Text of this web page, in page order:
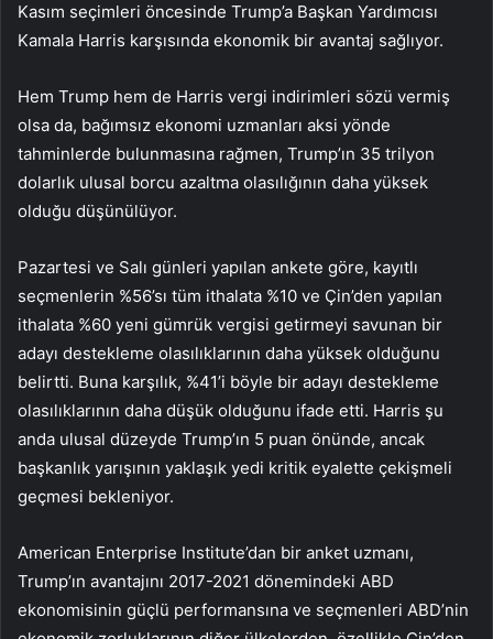
Kasım seçimleri öncesinde Trump’a Başkan Yardımcısı
Kamala Harris karşısında ekonomik bir avantaj sağlıyor.
Hem Trump hem de Harris vergi indirimleri sözü vermiş
olsa da, bağımsız ekonomi uzmanları aksi yönde
tahminlerde bulunmasına rağmen, Trump’ın 35 trilyon
dolarlık ulusal borcu azaltma olasılığının daha yüksek
olduğu düşünülüyor.
Pazartesi ve Salı günleri yapılan ankete göre, kayıtlı
seçmenlerin %56’sı tüm ithalata %10 ve Çin’den yapılan
ithalata %60 yeni gümrük vergisi getirmeyi savunan bir
adayı destekleme olasılıklarının daha yüksek olduğunu
belirtti. Buna karşılık, %41’i böyle bir adayı destekleme
olasılıklarının daha düşük olduğunu ifade etti. Harris şu
anda ulusal düzeyde Trump’ın 5 puan önünde, ancak
başkanlık yarışının yaklaşık yedi kritik eyalette çekişmeli
geçmesi bekleniyor.
American Enterprise Institute’dan bir anket uzmanı,
Trump’ın avantajını 2017-2021 dönemindeki ABD
ekonomisinin güçlü performansına ve seçmenleri ABD’nin